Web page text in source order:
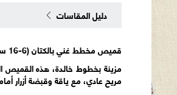
دليل المقاسات
قميص مخطط غني بالكتان (6-16 سنة)
مزينة بخطوط خالدة، هذه القميص
مريح عادي، مع ياقة وقبضة أزرار